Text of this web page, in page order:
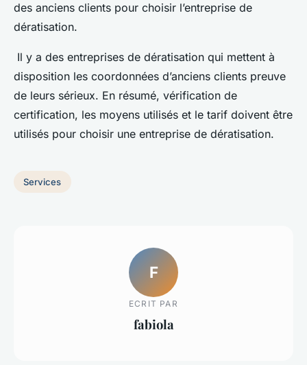
des anciens clients pour choisir l’entreprise de
dératisation.
Il y a des entreprises de dératisation qui mettent à
disposition les coordonnées d’anciens clients preuve
de leurs sérieux. En résumé, vérification de
certification, les moyens utilisés et le tarif doivent être
utilisés pour choisir une entreprise de dératisation.
Services
F
ECRIT PAR
fabiola